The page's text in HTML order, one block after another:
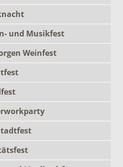
und Musikfest
Weinfest